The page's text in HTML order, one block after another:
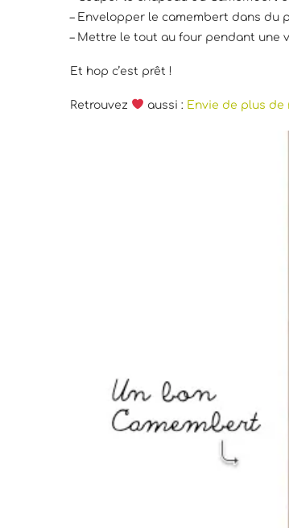
– Envelopper le camembert dans du
– Mettre le tout au four pendant une
Et hop c’est prêt !
Retrouvez aussi : Envie de plus de